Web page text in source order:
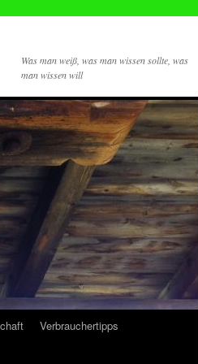
Was man weiß, was man wissen sollte, was
man wissen will
Verbrauchertipps